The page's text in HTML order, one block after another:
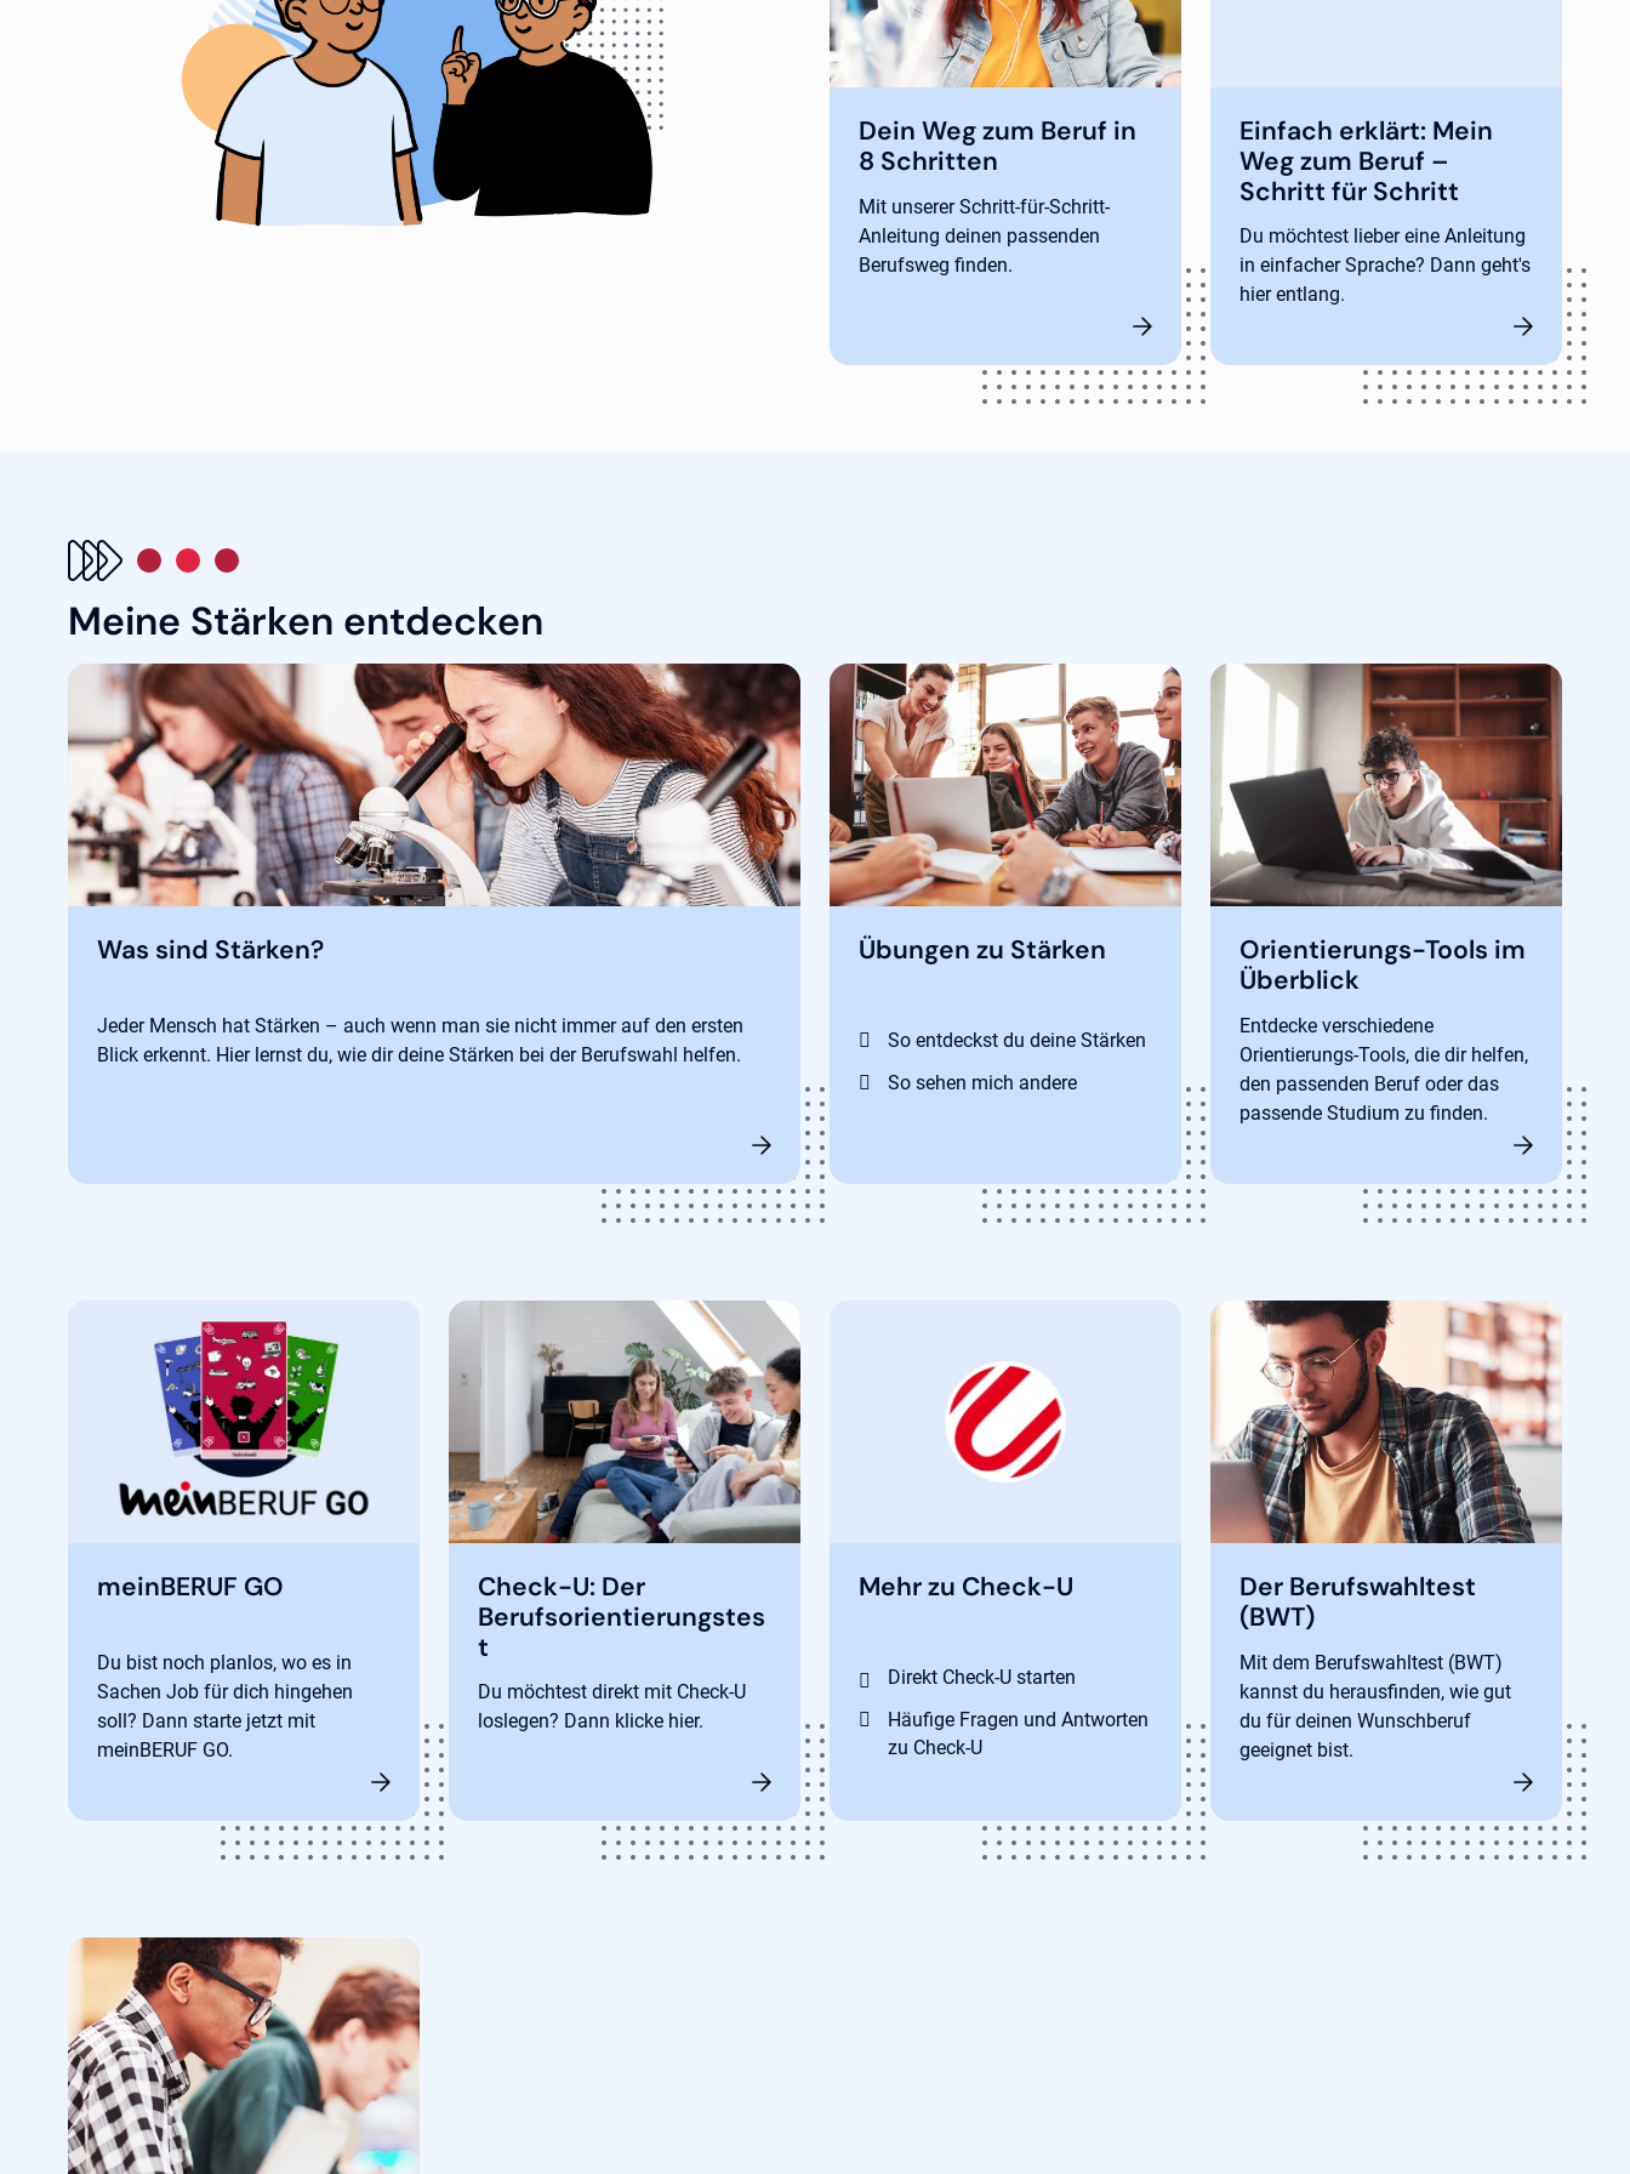
Dein Weg zum Beruf in
8 Schritten
Mit unserer Schritt-für-Schritt-
Anleitung deinen passenden
Berufsweg finden.
Einfach erklärt: Mein
Weg zum Beruf –
Schritt für Schritt
Du möchtest lieber eine Anleitung
in einfacher Sprache? Dann geht's
hier entlang.
Meine Stärken entdecken
Was sind Stärken?
Jeder Mensch hat Stärken – auch wenn man sie nicht immer auf den ersten
Blick erkennt. Hier lernst du, wie dir deine Stärken bei der Berufswahl helfen.
Übungen zu Stärken
So entdeckst du deine Stärken
So sehen mich andere
Orientierungs-Tools im
Überblick
Entdecke verschiedene
Orientierungs-Tools, die dir helfen,
den passenden Beruf oder das
passende Studium zu finden.
meinBERUF GO
Du bist noch planlos, wo es in
Sachen Job für dich hingehen
soll? Dann starte jetzt mit
meinBERUF GO.
Check-U: Der
Berufsorientierungstes
t
Du möchtest direkt mit Check-U
loslegen? Dann klicke hier.
Mehr zu Check-U
Direkt Check-U starten
Häufige Fragen und Antworten
zu Check-U
Der Berufswahltest
(BWT)
Mit dem Berufswahltest (BWT)
kannst du herausfinden, wie gut
du für deinen Wunschberuf
geeignet bist.